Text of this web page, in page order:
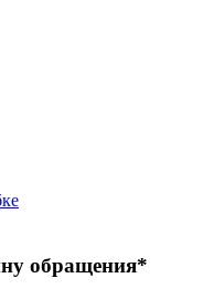
обращения*